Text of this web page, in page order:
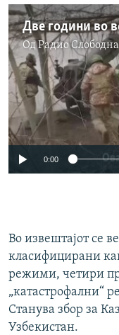
ОдРадио
No
0:00
Во извештајот се
класифицирани
режими, четири
„катастрофални“
Станува збор за
Узбекистан.